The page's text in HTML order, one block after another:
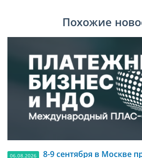
Похожие
06.08.2026
8-9 сентября в Москве